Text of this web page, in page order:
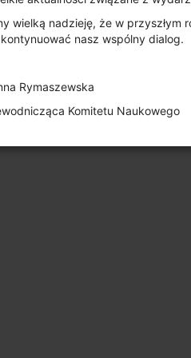
wielką nadzieję, że w przyszłym
nasz wspólny dialog.
Rymaszewska
Komitetu Naukowego